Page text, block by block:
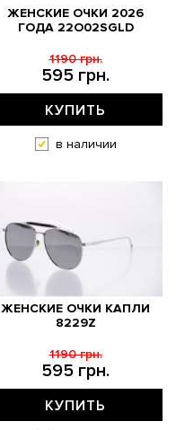
ЖЕНСКИЕ ОЧКИ 2026
ГОДА 22O02SGLD
595 грн.
1190 грн.
КУПИТЬ
в наличии
ЖЕНСКИЕ ОЧКИ КАПЛИ
8229Z
595 грн.
1190 грн.
КУПИТЬ